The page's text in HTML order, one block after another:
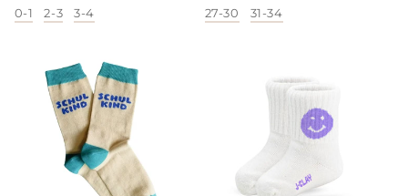
Preis
Größe
0-1 2-3 3-4
Preis
Größe
27-30 31-34